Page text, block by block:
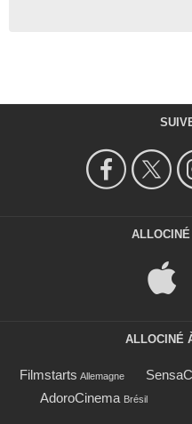
ALLOCINÉ
Filmstarts Allemagne
AdoroCinema Brésil